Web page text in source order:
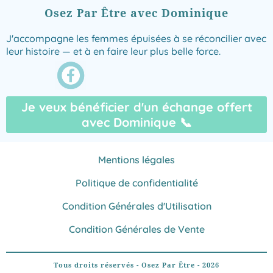
Osez Par Être avec Dominique
J'accompagne les femmes épuisées à se réconcilier avec
leur histoire — et à en faire leur plus belle force.
Je veux bénéficier d'un échange offert
avec Dominique 📞
Mentions légales
Politique de confidentialité
Condition Générales d'Utilisation
Condition Générales de Vente
Tous droits réservés - Osez Par Être - 2026